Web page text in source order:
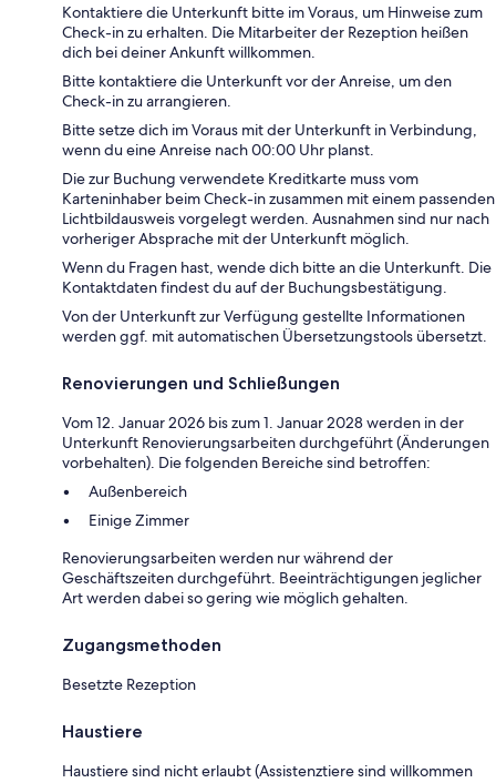
Kontaktiere die Unterkunft bitte im Voraus, um Hinweise zum
Check-in zu erhalten. Die Mitarbeiter der Rezeption heißen
dich bei deiner Ankunft willkommen.
Bitte kontaktiere die Unterkunft vor der Anreise, um den
Check-in zu arrangieren.
Bitte setze dich im Voraus mit der Unterkunft in Verbindung,
wenn du eine Anreise nach 00:00 Uhr planst.
Die zur Buchung verwendete Kreditkarte muss vom
Karteninhaber beim Check-in zusammen mit einem passenden
Lichtbildausweis vorgelegt werden. Ausnahmen sind nur nach
vorheriger Absprache mit der Unterkunft möglich.
Wenn du Fragen hast, wende dich bitte an die Unterkunft. Die
Kontaktdaten findest du auf der Buchungsbestätigung.
Von der Unterkunft zur Verfügung gestellte Informationen
werden ggf. mit automatischen Übersetzungstools übersetzt.
Renovierungen und Schließungen
Vom 12. Januar 2026 bis zum 1. Januar 2028 werden in der
Unterkunft Renovierungsarbeiten durchgeführt (Änderungen
vorbehalten). Die folgenden Bereiche sind betroffen:
Außenbereich
Einige Zimmer
Renovierungsarbeiten werden nur während der
Geschäftszeiten durchgeführt. Beeinträchtigungen jeglicher
Art werden dabei so gering wie möglich gehalten.
Zugangsmethoden
Besetzte Rezeption
Haustiere
Haustiere sind nicht erlaubt (Assistenztiere sind willkommen